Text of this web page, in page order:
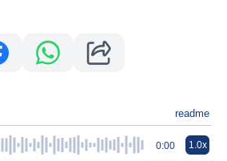
readme
0:00 1.0x